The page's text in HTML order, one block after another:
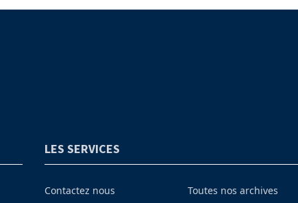
LES SERVICES
Contactez nous Toutes nos archives